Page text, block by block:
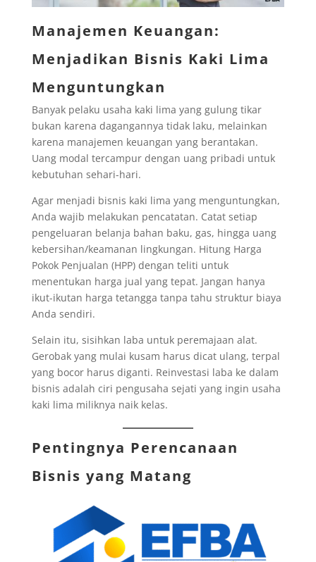
Manajemen Keuangan:
Menjadikan Bisnis Kaki Lima
Menguntungkan
Banyak pelaku usaha kaki lima yang gulung tikar
bukan karena dagangannya tidak laku, melainkan
karena manajemen keuangan yang berantakan.
Uang modal tercampur dengan uang pribadi untuk
kebutuhan sehari-hari.
Agar menjadi bisnis kaki lima yang menguntungkan,
Anda wajib melakukan pencatatan. Catat setiap
pengeluaran belanja bahan baku, gas, hingga uang
kebersihan/keamanan lingkungan. Hitung Harga
Pokok Penjualan (HPP) dengan teliti untuk
menentukan harga jual yang tepat. Jangan hanya
ikut-ikutan harga tetangga tanpa tahu struktur biaya
Anda sendiri.
Selain itu, sisihkan laba untuk peremajaan alat.
Gerobak yang mulai kusam harus dicat ulang, terpal
yang bocor harus diganti. Reinvestasi laba ke dalam
bisnis adalah ciri pengusaha sejati yang ingin usaha
kaki lima miliknya naik kelas.
Pentingnya Perencanaan
Bisnis yang Matang